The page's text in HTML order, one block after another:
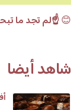
😊☝️لم تجد ما
شاهد أيضا